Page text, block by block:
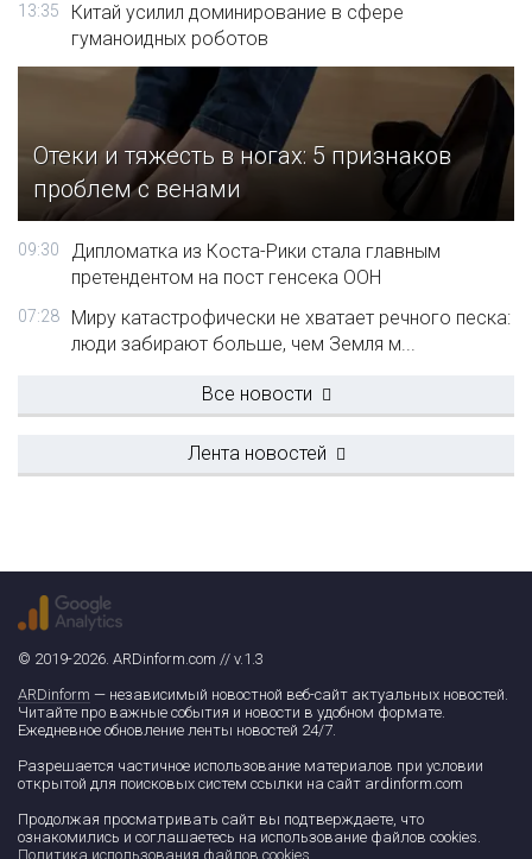
13:35
Китай усилил доминирование в сфере
гуманоидных роботов
Отеки и тяжесть в ногах: 5 признаков
проблем с венами
09:30
Дипломатка из Коста-Рики стала главным
претендентом на пост генсека ООН
07:28
Миру катастрофически не хватает речного песка:
люди забирают больше, чем Земля м...
Все новости
Лента новостей
© 2019-2026. ARDinform.com // v.1.3
ARDinform — независимый новостной веб-сайт актуальных новостей.
Читайте про важные события и новости в удобном формате.
Ежедневное обновление ленты новостей 24/7.
Разрешается частичное использование материалов при условии
открытой для поисковых систем ссылки на сайт ardinform.com
Продолжая просматривать сайт вы подтверждаете, что
ознакомились и соглашаетесь на использование файлов cookies.
Политика использования файлов cookies